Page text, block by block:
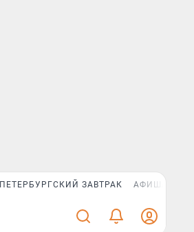
ПЕТЕРБУРГСКИЙ ЗАВТРАК АФИША PLUS